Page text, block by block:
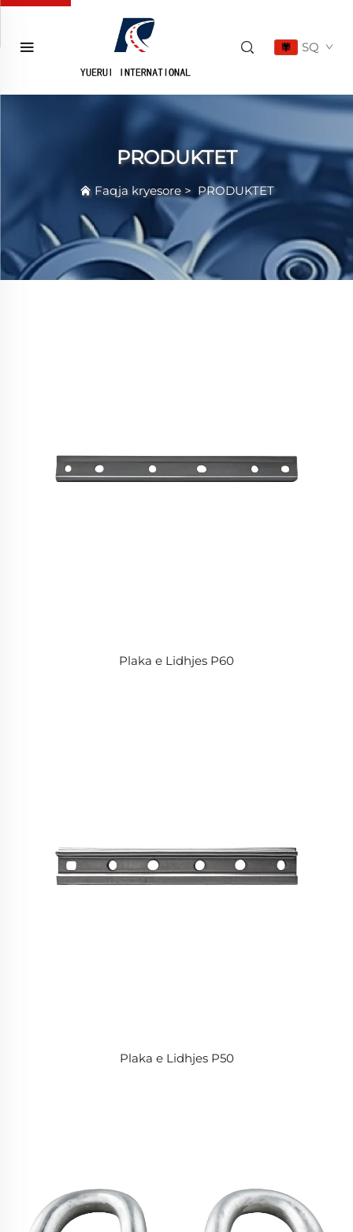
SQ
PRODUKTET
Faqja kryesore> PRODUKTET
Plaka e Lidhjes P60
Plaka e Lidhjes P50